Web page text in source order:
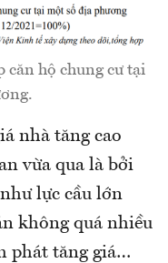
căn hộ chung cư tại
nhà tăng cao
vừa qua là bởi
lực cầu lớn
không quá nhiều
phát tăng giá…